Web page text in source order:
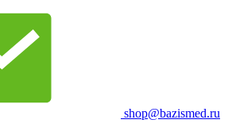
shop@bazismed.ru